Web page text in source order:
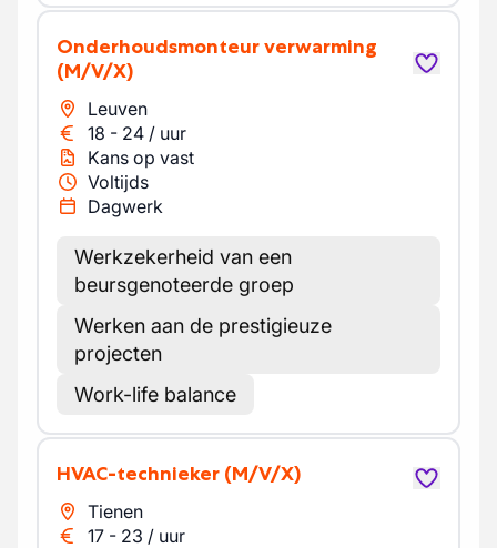
Onderhoudsmonteur verwarming
(M/V/X)
Leuven
18 - 24 / uur
Kans op vast
Voltijds
Dagwerk
Werkzekerheid van een
beursgenoteerde groep
Werken aan de prestigieuze
projecten
Work-life balance
HVAC-technieker (M/V/X)
Tienen
17 - 23 / uur